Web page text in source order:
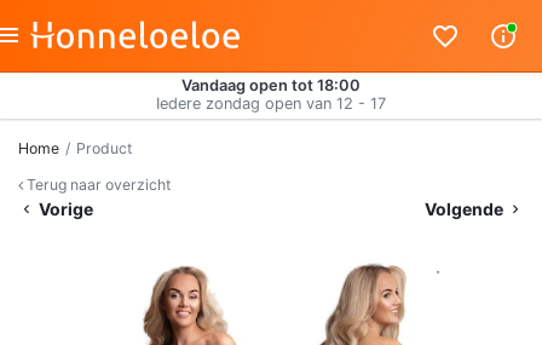
Vandaag open tot 18:00
Iedere zondag open van 12 - 17
Home
Product
Terug naar overzicht
Vorige Volgende